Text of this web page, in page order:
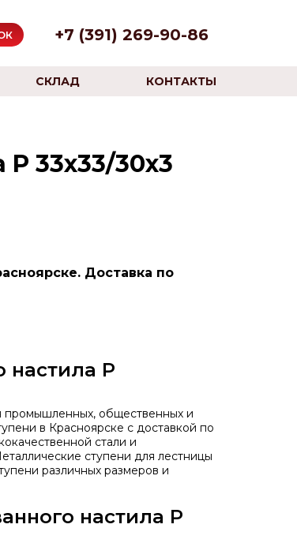
+7 (391) 269-90-86
СКЛАД КОНТАКТЫ
33х33/30x3
Доставка по
настила P
промышленных, общественных и
в Красноярске с доставкой по
стали и
ступени для лестницы
различных размеров и
настила P